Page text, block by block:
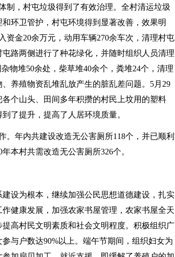
制，村屯垃圾得到了有效治理。全村清运垃圾
环卫管护，村屯环境得到显著改善，效果明
资金20余万元，动用车辆270余车次，清理村屯
路两侧进行了种花绿化，并随时组织人员清理
物堆50余处，柴草堆40余个，粪堆24个，清理
养殖物资乱堆乱放产生的脏乱差问题。5月29
个山头、田间多年积攒的村民上坟用的塑料
了提升，提高了人居环境质量。
年内共建设改造无公害厕所118个，并已顺利
本村共需改造无公害厕所326个。
设为根本，继续加强公民思想道德建设，扎实
健康发展，加强农家书屋管理，农家书屋全天
高村民文明素质和社会文明程度。积极组织广
与户数达90%以上。端午节期间，组织妇女为